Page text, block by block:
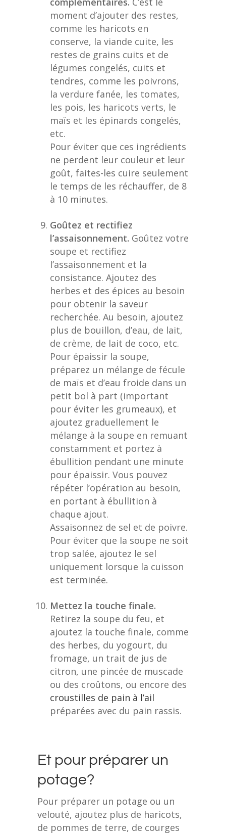
moment d’ajouter des restes,
comme les haricots en
conserve, la viande cuite, les
restes de grains cuits et de
légumes congelés, cuits et
tendres, comme les poivrons,
la verdure fanée, les tomates,
les pois, les haricots verts, le
maïs et les épinards congelés,
etc.
Pour éviter que ces ingrédients
ne perdent leur couleur et leur
goût, faites-les cuire seulement
le temps de les réchauffer, de 8
à 10 minutes.
Goûtez et rectifiez
l’assaisonnement. Goûtez votre
soupe et rectifiez
l’assaisonnement et la
consistance. Ajoutez des
herbes et des épices au besoin
pour obtenir la saveur
recherchée. Au besoin, ajoutez
plus de bouillon, d’eau, de lait,
de crème, de lait de coco, etc.
Pour épaissir la soupe,
préparez un mélange de fécule
de maïs et d’eau froide dans un
petit bol à part (important
pour éviter les grumeaux), et
ajoutez graduellement le
mélange à la soupe en remuant
constamment et portez à
ébullition pendant une minute
pour épaissir. Vous pouvez
répéter l’opération au besoin,
en portant à ébullition à
chaque ajout.
Assaisonnez de sel et de poivre.
Pour éviter que la soupe ne soit
trop salée, ajoutez le sel
uniquement lorsque la cuisson
est terminée.
Mettez la touche finale.
Retirez la soupe du feu, et
ajoutez la touche finale, comme
des herbes, du yogourt, du
fromage, un trait de jus de
citron, une pincée de muscade
ou des croûtons, ou encore des
croustilles de pain à l’ail
préparées avec du pain rassis.
Et pour préparer un
potage?
Pour préparer un potage ou un
velouté, ajoutez plus de haricots,
de pommes de terre, de courges